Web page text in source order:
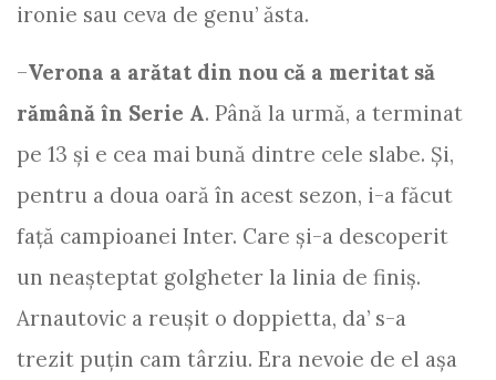
ironie sau ceva de genu’ ăsta.
–Verona a arătat din nou că a meritat să
rămână în Serie A. Până la urmă, a terminat
pe 13 și e cea mai bună dintre cele slabe. Și,
pentru a doua oară în acest sezon, i-a făcut
față campioanei Inter. Care și-a descoperit
un neașteptat golgheter la linia de finiș.
Arnautovic a reușit o doppietta, da’ s-a
trezit puțin cam târziu. Era nevoie de el așa